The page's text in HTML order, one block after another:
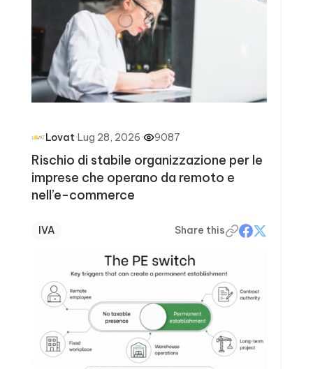
Lovat·Lug 28, 2026· 9087
Rischio di stabile organizzazione per le
imprese che operano da remoto e
nell’e-commerce
IVA Share this